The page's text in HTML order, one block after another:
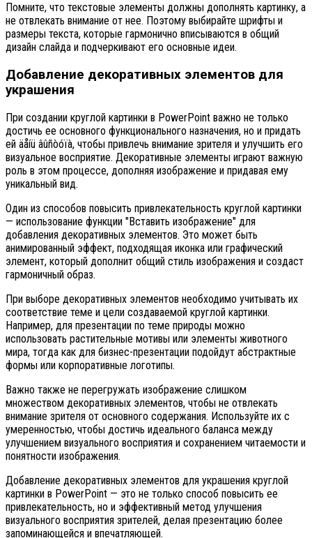
Помните, что текстовые элементы должны дополнять картинку, а
не отвлекать внимание от нее. Поэтому выбирайте шрифты и
размеры текста, которые гармонично вписываются в общий
дизайн слайда и подчеркивают его основные идеи.
Добавление декоративных элементов для
украшения
При создании круглой картинки в PowerPoint важно не только
достичь ее основного функционального назначения, но и придать
ей äåíü âûñòóïà, чтобы привлечь внимание зрителя и улучшить его
визуальное восприятие. Декоративные элементы играют важную
роль в этом процессе, дополняя изображение и придавая ему
уникальный вид.
Один из способов повысить привлекательность круглой картинки
— использование функции "Вставить изображение" для
добавления декоративных элементов. Это может быть
анимированный эффект, подходящая иконка или графический
элемент, который дополнит общий стиль изображения и создаст
гармоничный образ.
При выборе декоративных элементов необходимо учитывать их
соответствие теме и цели создаваемой круглой картинки.
Например, для презентации по теме природы можно
использовать растительные мотивы или элементы животного
мира, тогда как для бизнес-презентации подойдут абстрактные
формы или корпоративные логотипы.
Важно также не перегружать изображение слишком
множеством декоративных элементов, чтобы не отвлекать
внимание зрителя от основного содержания. Используйте их с
умеренностью, чтобы достичь идеального баланса между
улучшением визуального восприятия и сохранением читаемости и
понятности изображения.
Добавление декоративных элементов для украшения круглой
картинки в PowerPoint — это не только способ повысить ее
привлекательность, но и эффективный метод улучшения
визуального восприятия зрителей, делая презентацию более
запоминающейся и впечатляющей.